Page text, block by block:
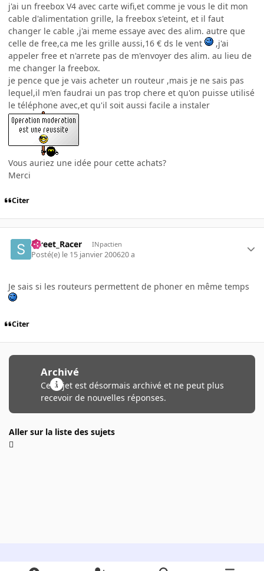
j'ai un freebox V4 avec carte wifi,et comme je vous le dit mon
cable d'alimentation grille, la freebox s'eteint, et il faut
changer le cable ,j'ai meme essaye avec des alim. autre que
celle de free,ca me les grille aussi,16 € ds le vent
,j'ai
appeler free et n'arrete pas de m'envoyer des alim. au lieu de
me changer la freebox.
je pence que je vais acheter un routeur ,mais je ne sais pas
lequel,il m'en faudrai un pas trop chere et qu'on puisse utilisé
le téléphone avec,et qu'il soit aussi facile a instaler
Vous auriez une idée pour cette achats?
Merci
Citer
Street_Racer INpactien
Posté(e) le 15 janvier 200620 a
Je sais si les routeurs permettent de phoner en même temps
Citer
Archivé
Ce sujet est désormais archivé et ne peut plus
recevoir de nouvelles réponses.
Aller sur la liste des sujets